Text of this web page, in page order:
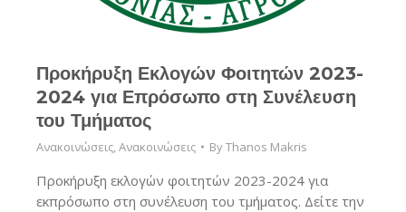
Προκήρυξη Εκλογών Φοιτητών 2023-
2024 για Επρόσωπο στη Συνέλευση
του Τμήματος
Ανακοινώσεις,Ανακοινώσεις ByThanos Makris
Προκήρυξη εκλογών φοιτητών 2023-2024 για
εκπρόσωπο στη συνέλευση του τμήματος. Δείτε την